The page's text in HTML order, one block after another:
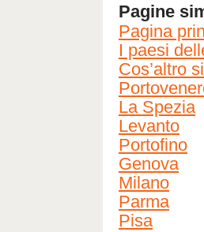
Pagine
Pagina
I paesi
Cos’altro
La Spezia
Levanto
Portofino
Genova
Milano
Parma
Pisa